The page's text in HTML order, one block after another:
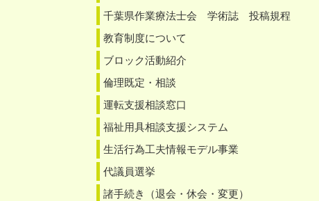
千葉県作業療法士会 学術誌 投稿規程
教育制度について
ブロック活動紹介
倫理既定・相談
運転支援相談窓口
福祉用具相談支援システム
生活行為工夫情報モデル事業
代議員選挙
諸手続き（退会・休会・変更）